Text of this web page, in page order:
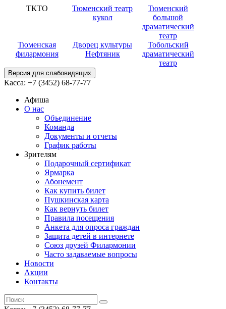
ТКТО
Тюменский театр
кукол
Тюменский
большой
драматический
театр
Тюменская
филармония
Дворец культуры
Нефтяник
Тобольский
драматический
театр
Версия для слабовидящих
Касса: +7 (3452) 68-77-77
Афиша
О нас
Объединение
Команда
Документы и отчеты
График работы
Зрителям
Подарочный сертификат
Ярмарка
Абонемент
Как купить билет
Пушкинская карта
Как вернуть билет
Правила посещения
Анкета для опроса граждан
Защита детей в интернете
Союз друзей Филармонии
Часто задаваемые вопросы
Новости
Акции
Контакты